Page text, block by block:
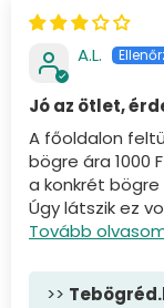
A.L.
Jó az ötlet,
A főoldalon
bögre ára
a konkrét
Úgy látszik ez
Tovább
>>